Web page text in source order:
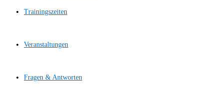
Trainingszeiten
Veranstaltungen
Fragen & Antworten